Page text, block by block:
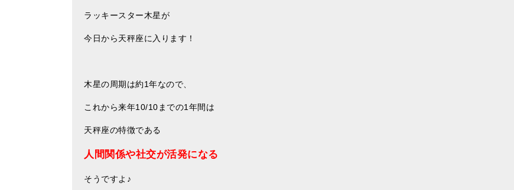
ラッキースター木星が
今日から天秤座に入ります！
木星の周期は約1年なので、
これから来年10/10までの1年間は
天秤座の特徴である
人間関係や社交が活発になる
そうですよ♪